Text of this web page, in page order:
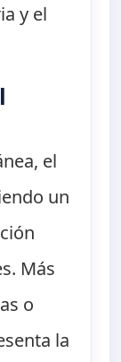
y el
el
un
Más
o
la